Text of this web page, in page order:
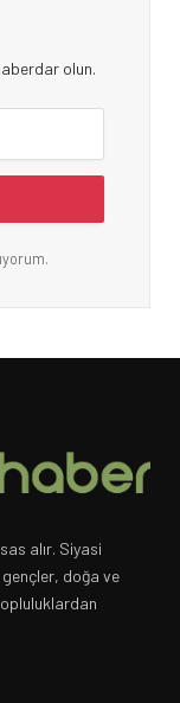
olun.
alır. Siyasi
gençler, doğa ve